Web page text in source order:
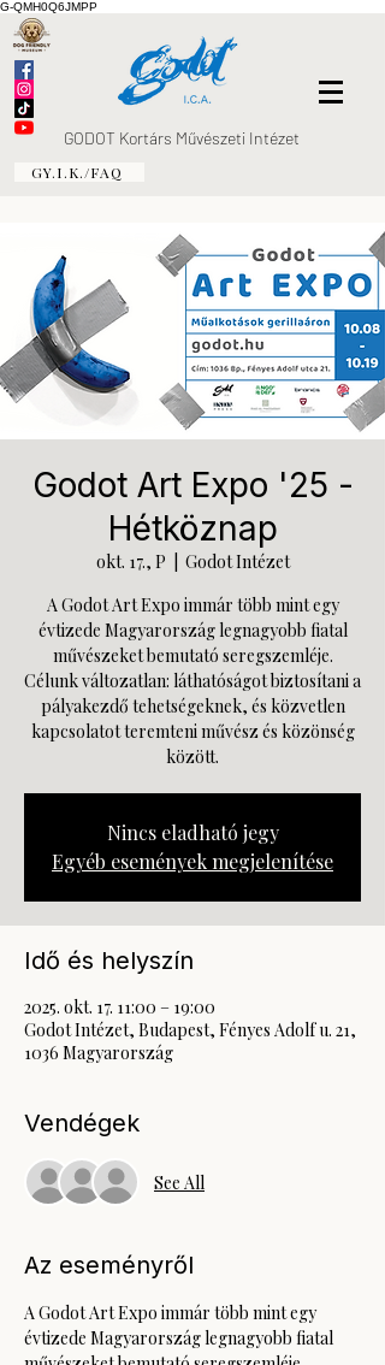
G-QMH0Q6JMPP
GODOT Kortárs Művészeti Intézet
GY.I.K./FAQ
Godot Art Expo '25 -
Hétköznap
okt. 17., P
Godot Intézet
A Godot Art Expo immár több mint egy
évtizede Magyarország legnagyobb fiatal
művészeket bemutató seregszemléje.
Célunk változatlan: láthatóságot biztosítani a
pályakezdő tehetségeknek, és közvetlen
kapcsolatot teremteni művész és közönség
között.
Nincs eladható jegy
Egyéb események megjelenítése
Idő és helyszín
2025. okt. 17. 11:00 – 19:00
Godot Intézet, Budapest, Fényes Adolf u. 21,
1036 Magyarország
Vendégek
See All
Az eseményről
A Godot Art Expo immár több mint egy
évtizede Magyarország legnagyobb fiatal